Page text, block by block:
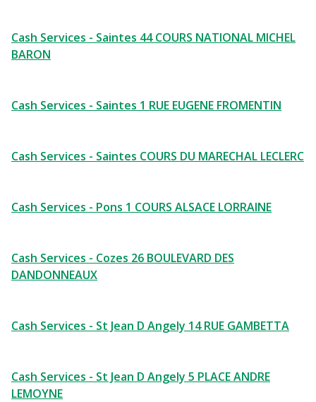
Cash Services - Saintes 44 COURS NATIONAL MICHEL
BARON
Cash Services - Saintes 1 RUE EUGENE FROMENTIN
Cash Services - Saintes COURS DU MARECHAL LECLERC
Cash Services - Pons 1 COURS ALSACE LORRAINE
Cash Services - Cozes 26 BOULEVARD DES
DANDONNEAUX
Cash Services - St Jean D Angely 14 RUE GAMBETTA
Cash Services - St Jean D Angely 5 PLACE ANDRE
LEMOYNE